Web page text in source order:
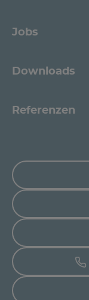
Jobs
Downloads
Referenzen